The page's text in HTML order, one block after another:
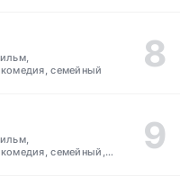
семейный
семейный,